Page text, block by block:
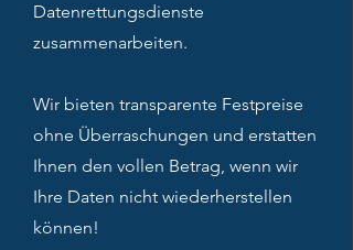
Datenrettungsdienste
zusammenarbeiten.
Wir bieten transparente Festpreise
ohne Überraschungen und erstatten
Ihnen den vollen Betrag, wenn wir
Ihre Daten nicht wiederherstellen
können!